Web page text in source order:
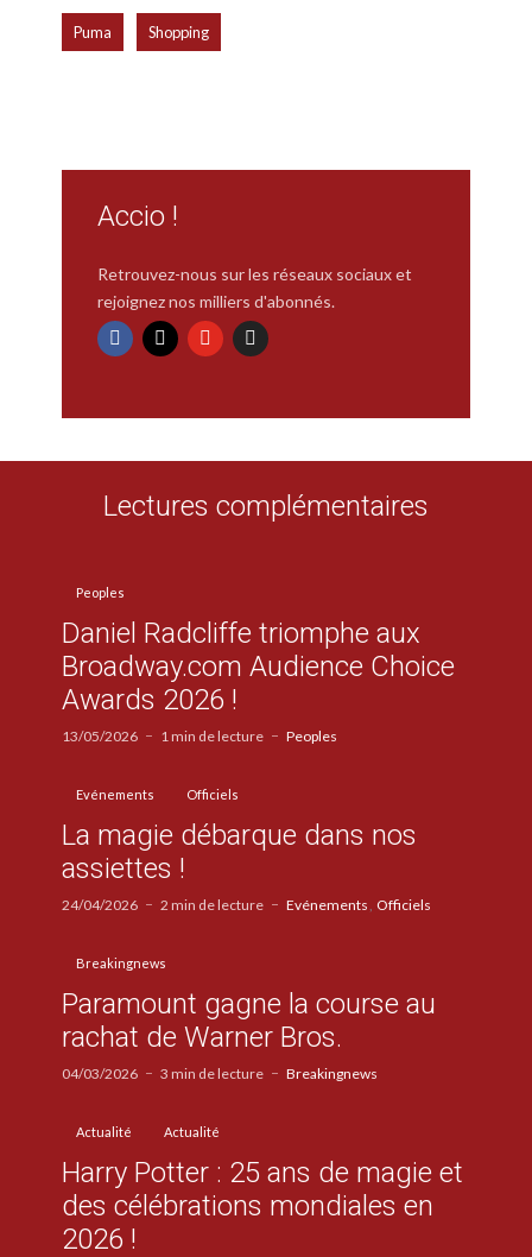
Puma Shopping
Accio !
Retrouvez-nous sur les réseaux sociaux et
rejoignez nos milliers d'abonnés.
Lectures complémentaires
Peoples
Daniel Radcliffe triomphe aux
Broadway.com Audience Choice
Awards 2026 !
13/05/2026 1 min de lecture Peoples
Evénements Officiels
La magie débarque dans nos
assiettes !
24/04/2026 2 min de lecture Evénements Officiels
Breakingnews
Paramount gagne la course au
rachat de Warner Bros.
04/03/2026 3 min de lecture Breakingnews
Actualité Actualité
Harry Potter : 25 ans de magie et
des célébrations mondiales en
2026 !